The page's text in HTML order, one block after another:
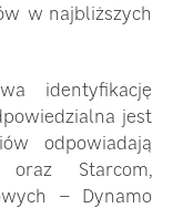
w najbliższych
identyfikację
jest
odpowiadają
oraz Starcom,
– Dynamo